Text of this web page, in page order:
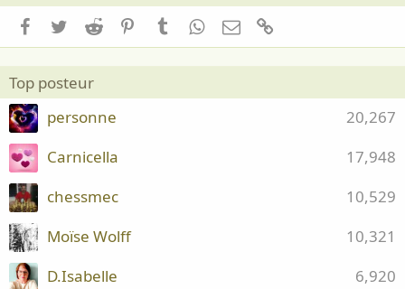
Facebook
TwitterReddit PinterestTumblrWhatsApp
Email
Top posteur
20,267
personne
17,948
Carnicella
10,529
chessmec
10,321
Moïse Wolff
6,920
D.Isabelle